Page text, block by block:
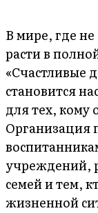
В мире, где не
расти в
«Счастливые
становится
для тех,
Организация
учреждений,
семей и тем,
жизненной